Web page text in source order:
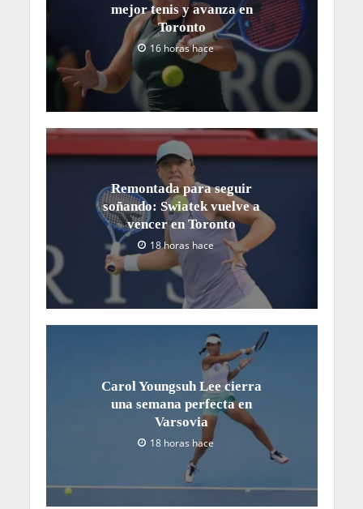
mejor tenis y avanza en
Toronto
16 horas hace
Remontada para seguir
soñando: Swiatek vuelve a
vencer en Toronto
18 horas hace
Carol Youngsuh Lee cierra
una semana perfecta en
Varsovia
18 horas hace